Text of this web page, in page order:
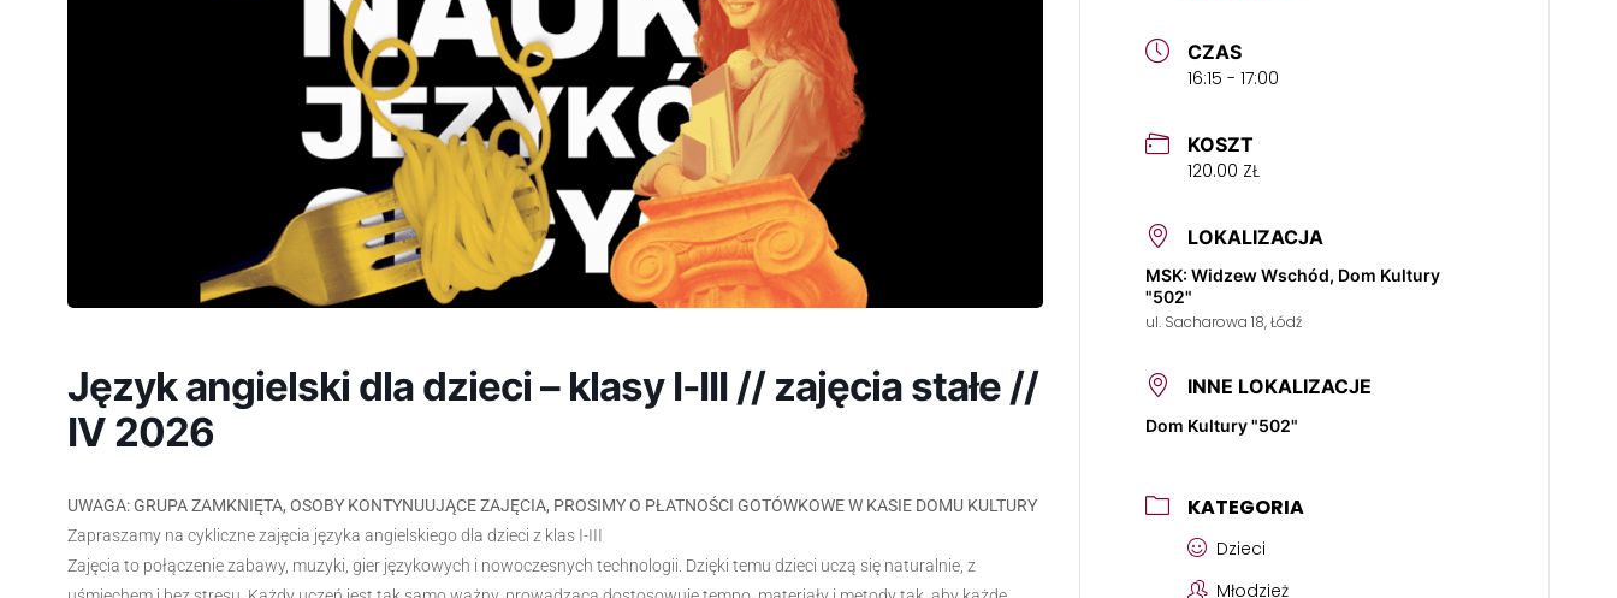
Język angielski dla dzieci – klasy I-III // zajęcia stałe //
IV 2026
UWAGA: GRUPA ZAMKNIĘTA, OSOBY KONTYNUUJĄCE ZAJĘCIA, PROSIMY O PŁATNOŚCI GOTÓWKOWE W KASIE DOMU KULTURY
Zapraszamy na cykliczne zajęcia języka angielskiego dla dzieci z klas I-III
Zajęcia to połączenie zabawy, muzyki, gier językowych i nowoczesnych technologii. Dzięki temu dzieci uczą się naturalnie, z
CZAS
16:15 - 17:00
KOSZT
120.00 ZŁ
LOKALIZACJA
MSK: Widzew Wschód, Dom Kultury
"502"
ul. Sacharowa 18, Łódź
INNE LOKALIZACJE
Dom Kultury "502"
KATEGORIA
Dzieci
Młodzież